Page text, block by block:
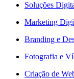
Soluções
Marketing
Branding e
Fotografia e
Criação de